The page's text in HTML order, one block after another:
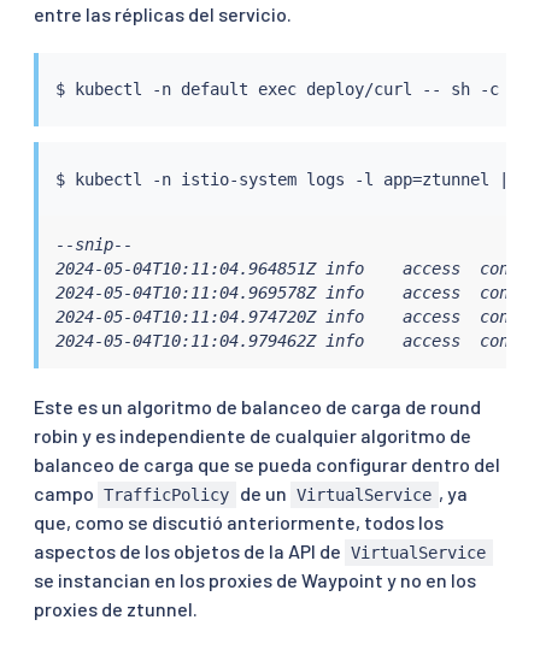
entre las réplicas del servicio.
$ kubectl -n default exec deploy/curl -- sh -c
$ kubectl -n istio-system logs -l app=ztunnel |
--snip--
2024-05-04T10:11:04.964851Z info    access
2024-05-04T10:11:04.969578Z info    access
2024-05-04T10:11:04.974720Z info    access
2024-05-04T10:11:04.979462Z info    access
Este es un algoritmo de balanceo de carga de round
robin y es independiente de cualquier algoritmo de
balanceo de carga que se pueda configurar dentro del
campo TrafficPolicy de un VirtualService , ya
que, como se discutió anteriormente, todos los
aspectos de los objetos de la API de VirtualService
se instancian en los proxies de Waypoint y no en los
proxies de ztunnel.